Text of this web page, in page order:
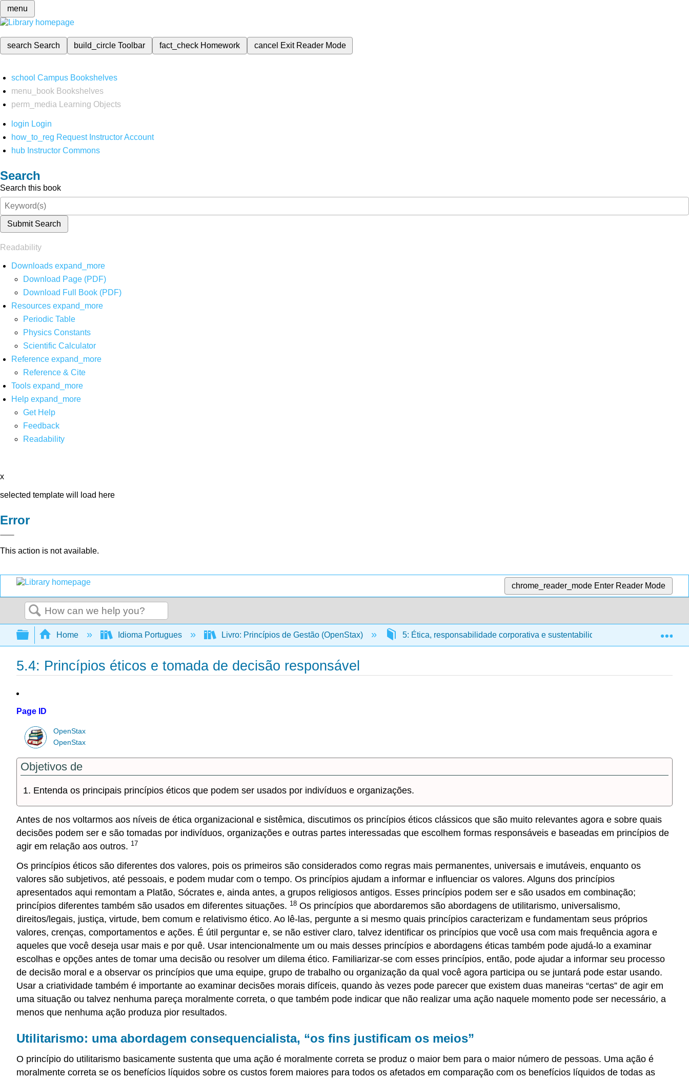
menu
search Search build_circleToolbar fact_check Homework cancel Exit Reader Mode
school Campus Bookshelves
menu_book Bookshelves
perm_media
Learning Objects
login Login
how_to_reg Request Instructor Account
hub Instructor Commons
Search
Search this book
Submit Search
Readability
Downloads expand_more
Download Page (PDF)
Download Full Book (PDF)
Resources expand_more
Periodic Table
Physics Constants
Scientific Calculator
Reference expand_more
Reference & Cite
Tools expand_more
Help expand_more
Get Help
Feedback
Readability
x
selected template will load here
Error
This action is not available.
chrome_reader_mode Enter Reader Mode
Search
Expand/collapse global hierarchy
Home Idioma Portugues Livro: Princípios de Gestão (OpenStax) 5: Ética, responsabilidade corporativa e sustentabilidade 5.4:
5.4: Princípios éticos e tomada de decisão responsável
Page ID
OpenStax
OpenStax
Objetivos de
Entenda os principais princípios éticos que podem ser usados por indivíduos e organizações.
Antes de nos voltarmos aos níveis de ética organizacional e sistêmica, discutimos os princípios éticos clássicos que são muito relevantes agora e sobre quais
decisões podem ser e são tomadas por indivíduos, organizações e outras partes interessadas que escolhem formas responsáveis e baseadas em princípios de
agir em relação aos outros. 17
Os princípios éticos são diferentes dos valores, pois os primeiros são considerados como regras mais permanentes, universais e imutáveis, enquanto os
valores são subjetivos, até pessoais, e podem mudar com o tempo. Os princípios ajudam a informar e influenciar os valores. Alguns dos princípios
apresentados aqui remontam a Platão, Sócrates e, ainda antes, a grupos religiosos antigos. Esses princípios podem ser e são usados em combinação;
princípios diferentes também são usados em diferentes situações. 18 Os princípios que abordaremos são abordagens de utilitarismo, universalismo,
direitos/legais, justiça, virtude, bem comum e relativismo ético. Ao lê-las, pergunte a si mesmo quais princípios caracterizam e fundamentam seus próprios
valores, crenças, comportamentos e ações. É útil perguntar e, se não estiver claro, talvez identificar os princípios que você usa com mais frequência agora e
aqueles que você deseja usar mais e por quê. Usar intencionalmente um ou mais desses princípios e abordagens éticas também pode ajudá-lo a examinar
escolhas e opções antes de tomar uma decisão ou resolver um dilema ético. Familiarizar-se com esses princípios, então, pode ajudar a informar seu processo
de decisão moral e a observar os princípios que uma equipe, grupo de trabalho ou organização da qual você agora participa ou se juntará pode estar usando.
Usar a criatividade também é importante ao examinar decisões morais difíceis, quando às vezes pode parecer que existem duas maneiras “certas” de agir em
uma situação ou talvez nenhuma pareça moralmente correta, o que também pode indicar que não realizar uma ação naquele momento pode ser necessário, a
menos que nenhuma ação produza pior resultados.
Utilitarismo: uma abordagem consequencialista, “os fins justificam os meios”
O princípio do utilitarismo basicamente sustenta que uma ação é moralmente correta se produz o maior bem para o maior número de pessoas. Uma ação é
moralmente correta se os benefícios líquidos sobre os custos forem maiores para todos os afetados em comparação com os benefícios líquidos de todas as